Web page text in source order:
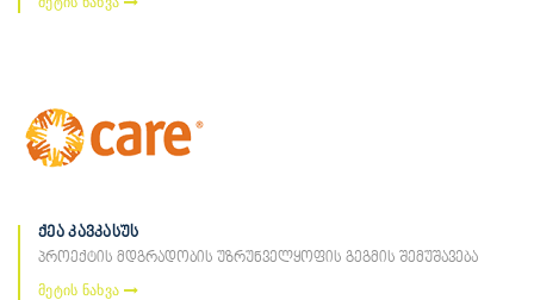
ქეა კავკასუს
პროექტის მდგრადობის უზრუნველყოფის გეგმის შემუშავება
მეტის ნახვა